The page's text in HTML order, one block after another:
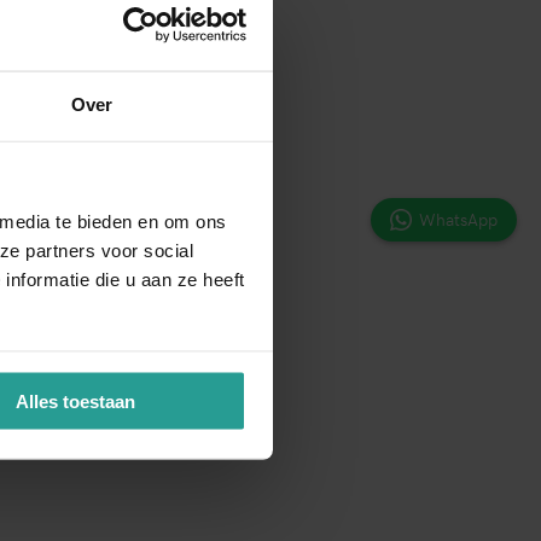
Over
te bieden en om ons
partners voor social
die u aan ze heeft
Alles toestaan
WhatsApp